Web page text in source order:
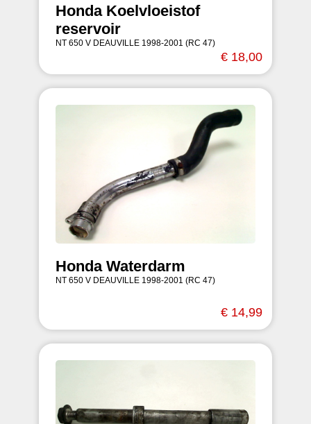
Honda Koelvloeistof
reservoir
NT 650 V DEAUVILLE 1998-2001 (RC 47)
€ 18,00
Honda Waterdarm
NT 650 V DEAUVILLE 1998-2001 (RC 47)
€ 14,99